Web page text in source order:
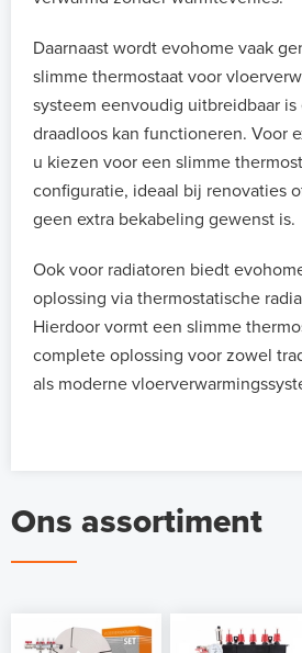
Daarnaast wordt evohome vaak
slimme thermostaat voor
systeem eenvoudig uitbreidbaar
draadloos kan functioneren. Voor
u kiezen voor een slimme
configuratie, ideaal bij renovaties
geen extra bekabeling gewenst is.
Ook voor radiatoren biedt
oplossing via thermostatische
Hierdoor vormt een slimme
complete oplossing voor zowel
als moderne
Ons assortiment